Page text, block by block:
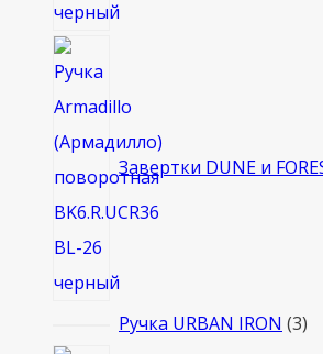
Завертки DUNE и
Ручка URBAN IRON 33